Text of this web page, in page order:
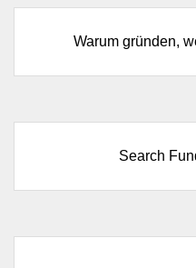
Warum gründen,
Search